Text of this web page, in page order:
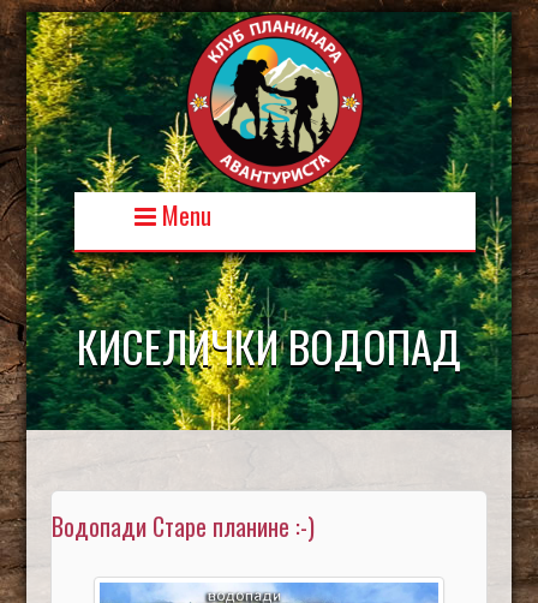
Skip
to
content
Menu
КИСЕЛИЧКИ ВОДОПАД
Водопади Старе планине :-)